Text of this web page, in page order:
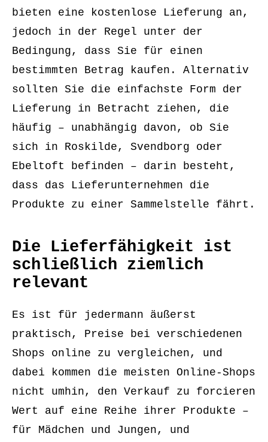
bieten eine kostenlose Lieferung an,
jedoch in der Regel unter der
Bedingung, dass Sie für einen
bestimmten Betrag kaufen. Alternativ
sollten Sie die einfachste Form der
Lieferung in Betracht ziehen, die
häufig – unabhängig davon, ob Sie
sich in Roskilde, Svendborg oder
Ebeltoft befinden – darin besteht,
dass das Lieferunternehmen die
Produkte zu einer Sammelstelle fährt.
Die Lieferfähigkeit ist
schließlich ziemlich
relevant
Es ist für jedermann äußerst
praktisch, Preise bei verschiedenen
Shops online zu vergleichen, und
dabei kommen die meisten Online-Shops
nicht umhin, den Verkauf zu forcieren
Wert auf eine Reihe ihrer Produkte –
für Mädchen und Jungen, und